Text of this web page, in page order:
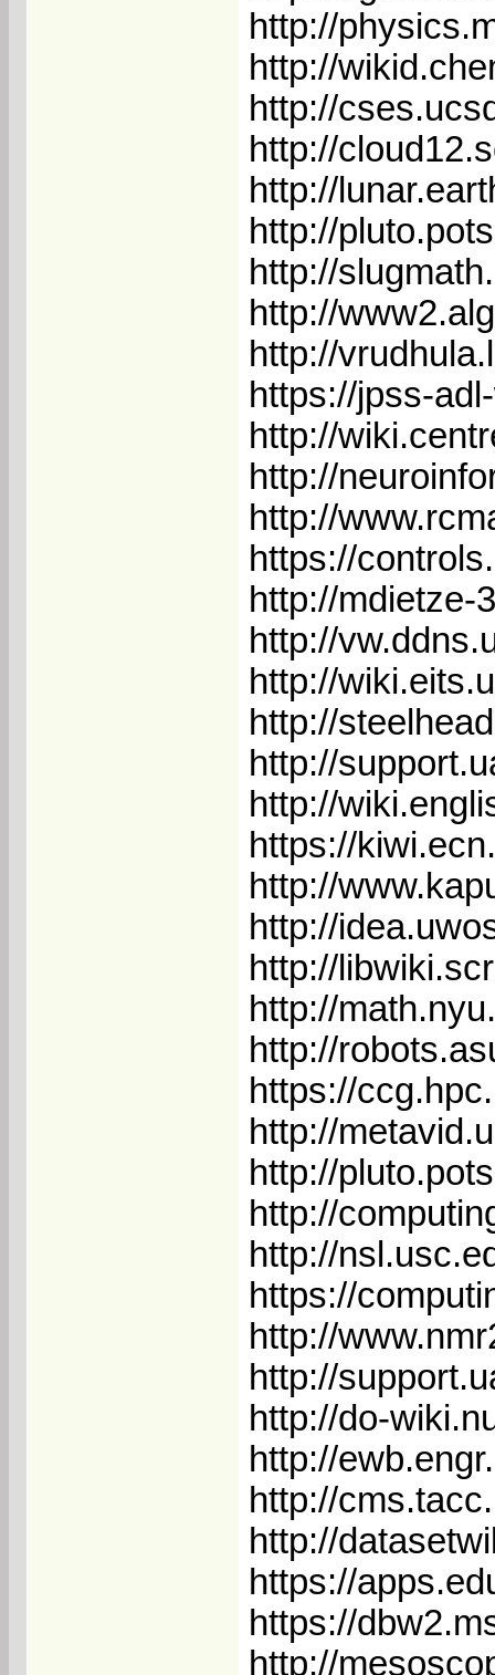
http://
http://
http://
http://
http://
http://
http://
http://
http://
https://jpss-
http://
http://
http://
https://
http://mdietze-
http://
http://
http://
http://
http://
https://
http://
http://
http://
http://
http://
https://
http://
http://
http://
http://
https://
http://
http://
http://do-
http://
http://
http://
https://
https://
http://